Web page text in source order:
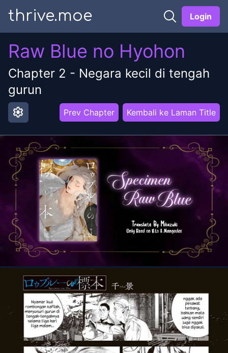
thrive.moe Login
Raw Blue no Hyohon
Chapter 2 - Negara kecil di tengah
gurun
settings Prev Chapter Kembali ke Laman Title